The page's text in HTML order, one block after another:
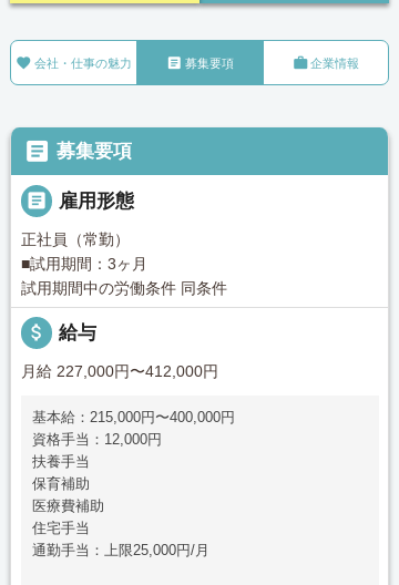
 会社・仕事の魅力  募集要項 企業情報
 募集要項
 雇用形態
正社員（常勤）
■試用期間：3ヶ月
試用期間中の労働条件 同条件
attach_money 給与
月給 227,000円〜412,000円
基本給：215,000円〜400,000円
資格手当：12,000円
扶養手当
保育補助
医療費補助
住宅手当
通勤手当：上限25,000円/月